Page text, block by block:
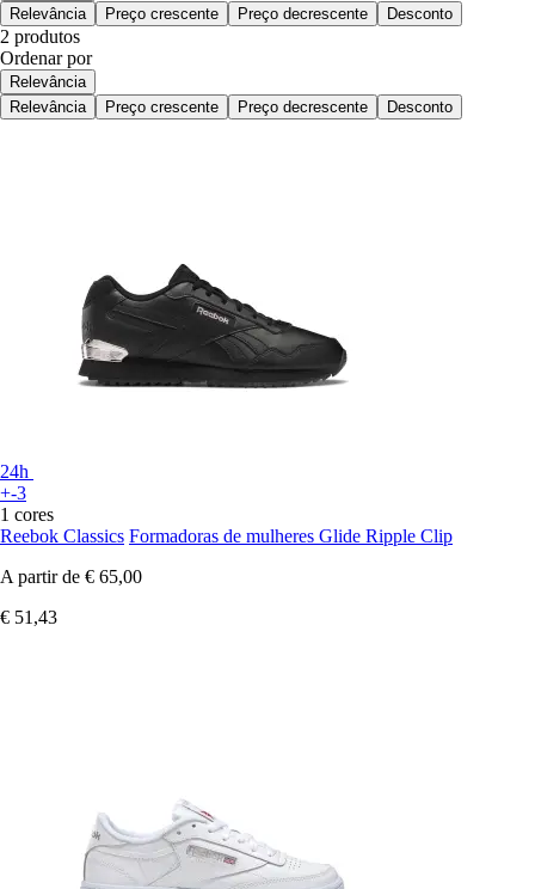
Relevância
Preço crescente Preço decrescente Desconto
2 produtos
Ordenar por
Relevância
Relevância
Preço crescente Preço decrescente Desconto
24h
+-3
1 cores
Reebok Classics Formadoras de mulheres Glide Ripple Clip
A partir de € 65,00
€ 51,43